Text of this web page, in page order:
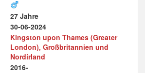
27 Jahre
30-06-2024
Kingston upon Thames (Greater
London), Großbritannien und
Nordirland
2016-